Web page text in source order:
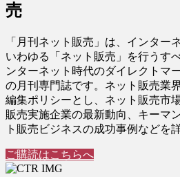
売
「月刊ネット販売」は、インター
いわゆる「ネット販売」を行うす
ンターネット時代のダイレクトマ
の月刊専門誌です。ネット販売業
編集ポリシーとし、ネット販売市
販売実施企業の最新動向、キーマ
ト販売ビジネスの成功事例などを
ご購読はこちらへ